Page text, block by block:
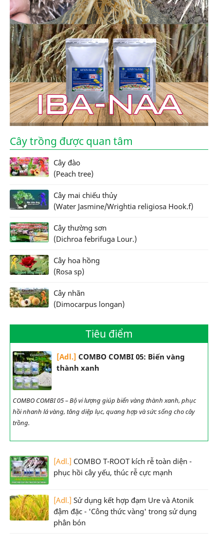
Cây trồng được quan tâm
Cây đào
(Peach tree)
Cây mai chiếu thủy
(Water Jasmine/Wrightia religiosa Hook.f)
Cây thường sơn
(Dichroa febrifuga Lour.)
Cây hoa hồng
(Rosa sp)
Cây nhãn
(Dimocarpus longan)
Tiêu điểm
[Adl.] COMBO COMBI 05: Biến vàng
thành xanh
COMBO COMBI 05 – Bộ vi lượng giúp biến vàng thành xanh, phục
hồi nhanh lá vàng, tăng diệp lục, quang hợp và sức sống cho cây
trồng.
[Adl.] COMBO T-ROOT kích rễ toàn diện -
phục hồi cây yếu, thúc rễ cực mạnh
[Adl.] Sử dụng kết hợp đạm Ure và Atonik
đậm đặc - 'Công thức vàng' trong sử dụng
phân bón